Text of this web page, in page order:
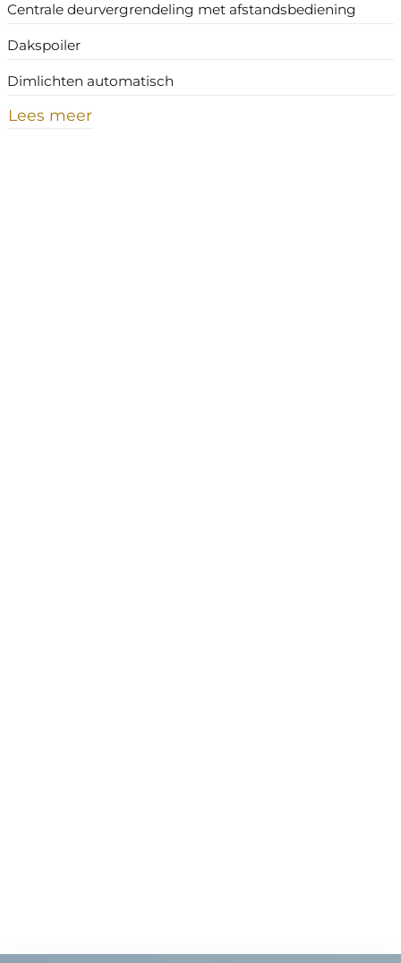
Centrale deurvergrendeling met afstandsbediening
Dakspoiler
Dimlichten automatisch
Lees meer